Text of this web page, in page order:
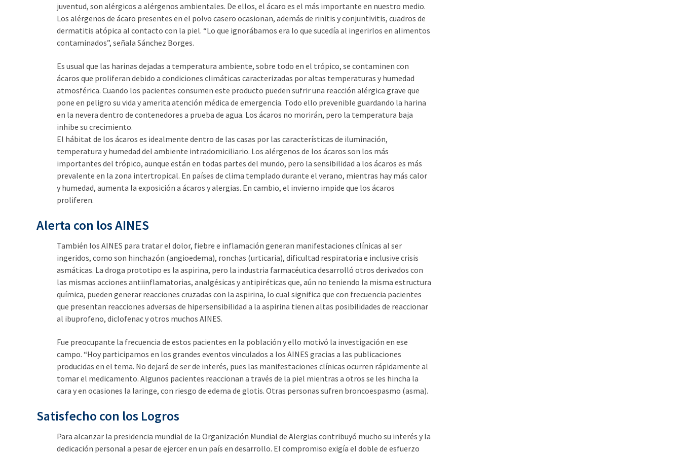
juventud, son alérgicos a alérgenos ambientales. De ellos, el ácaro es el más importante en nuestro medio.
Los alérgenos de ácaro presentes en el polvo casero ocasionan, además de rinitis y conjuntivitis, cuadros de
dermatitis atópica al contacto con la piel. “Lo que ignorábamos era lo que sucedía al ingerirlos en alimentos
contaminados”, señala Sánchez Borges.
Es usual que las harinas dejadas a temperatura ambiente, sobre todo en el trópico, se contaminen con
ácaros que proliferan debido a condiciones climáticas caracterizadas por altas temperaturas y humedad
atmosférica. Cuando los pacientes consumen este producto pueden sufrir una reacción alérgica grave que
pone en peligro su vida y amerita atención médica de emergencia. Todo ello prevenible guardando la harina
en la nevera dentro de contenedores a prueba de agua. Los ácaros no morirán, pero la temperatura baja
inhibe su crecimiento.
El hábitat de los ácaros es idealmente dentro de las casas por las características de iluminación,
temperatura y humedad del ambiente intradomiciliario. Los alérgenos de los ácaros son los más
importantes del trópico, aunque están en todas partes del mundo, pero la sensibilidad a los ácaros es más
prevalente en la zona intertropical. En países de clima templado durante el verano, mientras hay más calor
y humedad, aumenta la exposición a ácaros y alergias. En cambio, el invierno impide que los ácaros
proliferen.
Alerta con los AINES
También los AINES para tratar el dolor, fiebre e inflamación generan manifestaciones clínicas al ser
ingeridos, como son hinchazón (angioedema), ronchas (urticaria), dificultad respiratoria e inclusive crisis
asmáticas. La droga prototipo es la aspirina, pero la industria farmacéutica desarrolló otros derivados con
las mismas acciones antiinflamatorias, analgésicas y antipiréticas que, aún no teniendo la misma estructura
química, pueden generar reacciones cruzadas con la aspirina, lo cual significa que con frecuencia pacientes
que presentan reacciones adversas de hipersensibilidad a la aspirina tienen altas posibilidades de reaccionar
al ibuprofeno, diclofenac y otros muchos AINES.
Fue preocupante la frecuencia de estos pacientes en la población y ello motivó la investigación en ese
campo. “Hoy participamos en los grandes eventos vinculados a los AINES gracias a las publicaciones
producidas en el tema. No dejará de ser de interés, pues las manifestaciones clínicas ocurren rápidamente al
tomar el medicamento. Algunos pacientes reaccionan a través de la piel mientras a otros se les hincha la
cara y en ocasiones la laringe, con riesgo de edema de glotis. Otras personas sufren broncoespasmo (asma).
Satisfecho con los Logros
Para alcanzar la presidencia mundial de la Organización Mundial de Alergias contribuyó mucho su interés y la
dedicación personal a pesar de ejercer en un país en desarrollo. El compromiso exigía el doble de esfuerzo